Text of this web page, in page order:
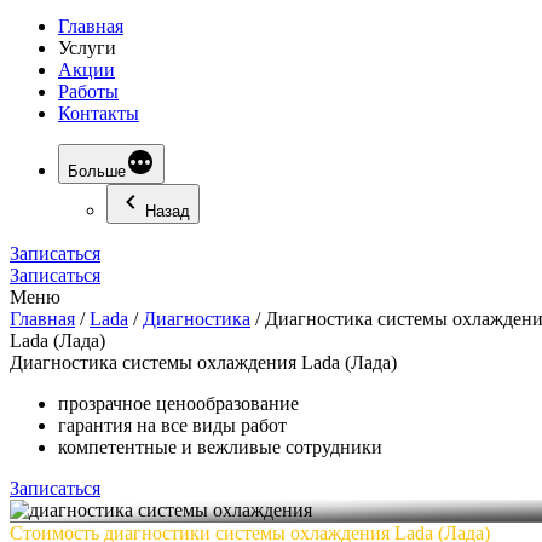
Главная
Услуги
Акции
Работы
Контакты
Больше
Назад
Записаться
Записаться
Меню
Главная /Lada / Диагностика / Диагностика системы
Lada (Лада)
Диагностика системы охлаждения Lada (Лада)
прозрачное ценообразование
гарантия на все виды работ
компетентные и вежливые сотрудники
Записаться
Стоимость диагностики системы охлаждения Lada (Лада)